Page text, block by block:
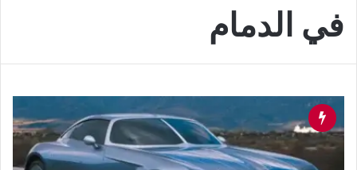
في الدمام